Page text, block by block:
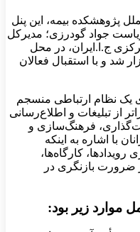
پژوهشکده بیمه، این پنل
دوشنبه ۱۷ آذر ۱۴۰۴ با ریاست جواد گودرزی؛ مدیرکل
ج.ا.ایران، در محل
شد و با استقبال فعالان
یک نظام ارتباطی منسجم
از تبلیغات و اطلاع‌رسانی
فرهنگ‌سازی و
با اشاره به اینکه
کارگاه‌ها،
ضرورت بازنگری در
زیر بود: